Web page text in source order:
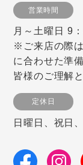
営業時間
月～土曜日 9
※ご来店の際
に合わせた準
皆様のご理解
定休日
日曜日、祝日